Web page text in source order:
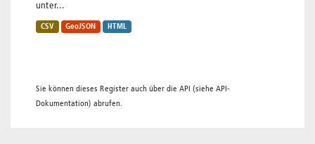
unter...
CSV GeoJSON HTML
Sie können dieses Register auch über die API (siehe API-
Dokumentation) abrufen.